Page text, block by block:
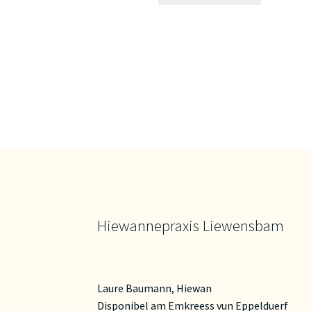
Hiewannepraxis Liewensbam
Laure Baumann, Hiewan
Disponibel am Emkreess vun Eppelduerf